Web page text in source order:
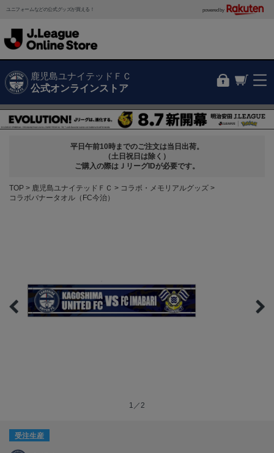
ユニフォームなどの公式グッズが買える！ powered by
鹿児島ユナイテッドＦＣ
公式オンラインストア
平日午前10時までのご注文は当日出荷。
（土日祝日は除く）
ご購入の際はＪリーグIDが必要です。
TOP 鹿児島ユナイテッドＦＣ
コラボ・メモリアルグッズ
コラボバナータオル（FC今治）
1／2
受注生産